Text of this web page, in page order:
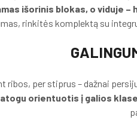
išorinis blokas, o viduje
rinkitės komplektą su
ribos, per stiprus – dažnai
orientuotis į galios